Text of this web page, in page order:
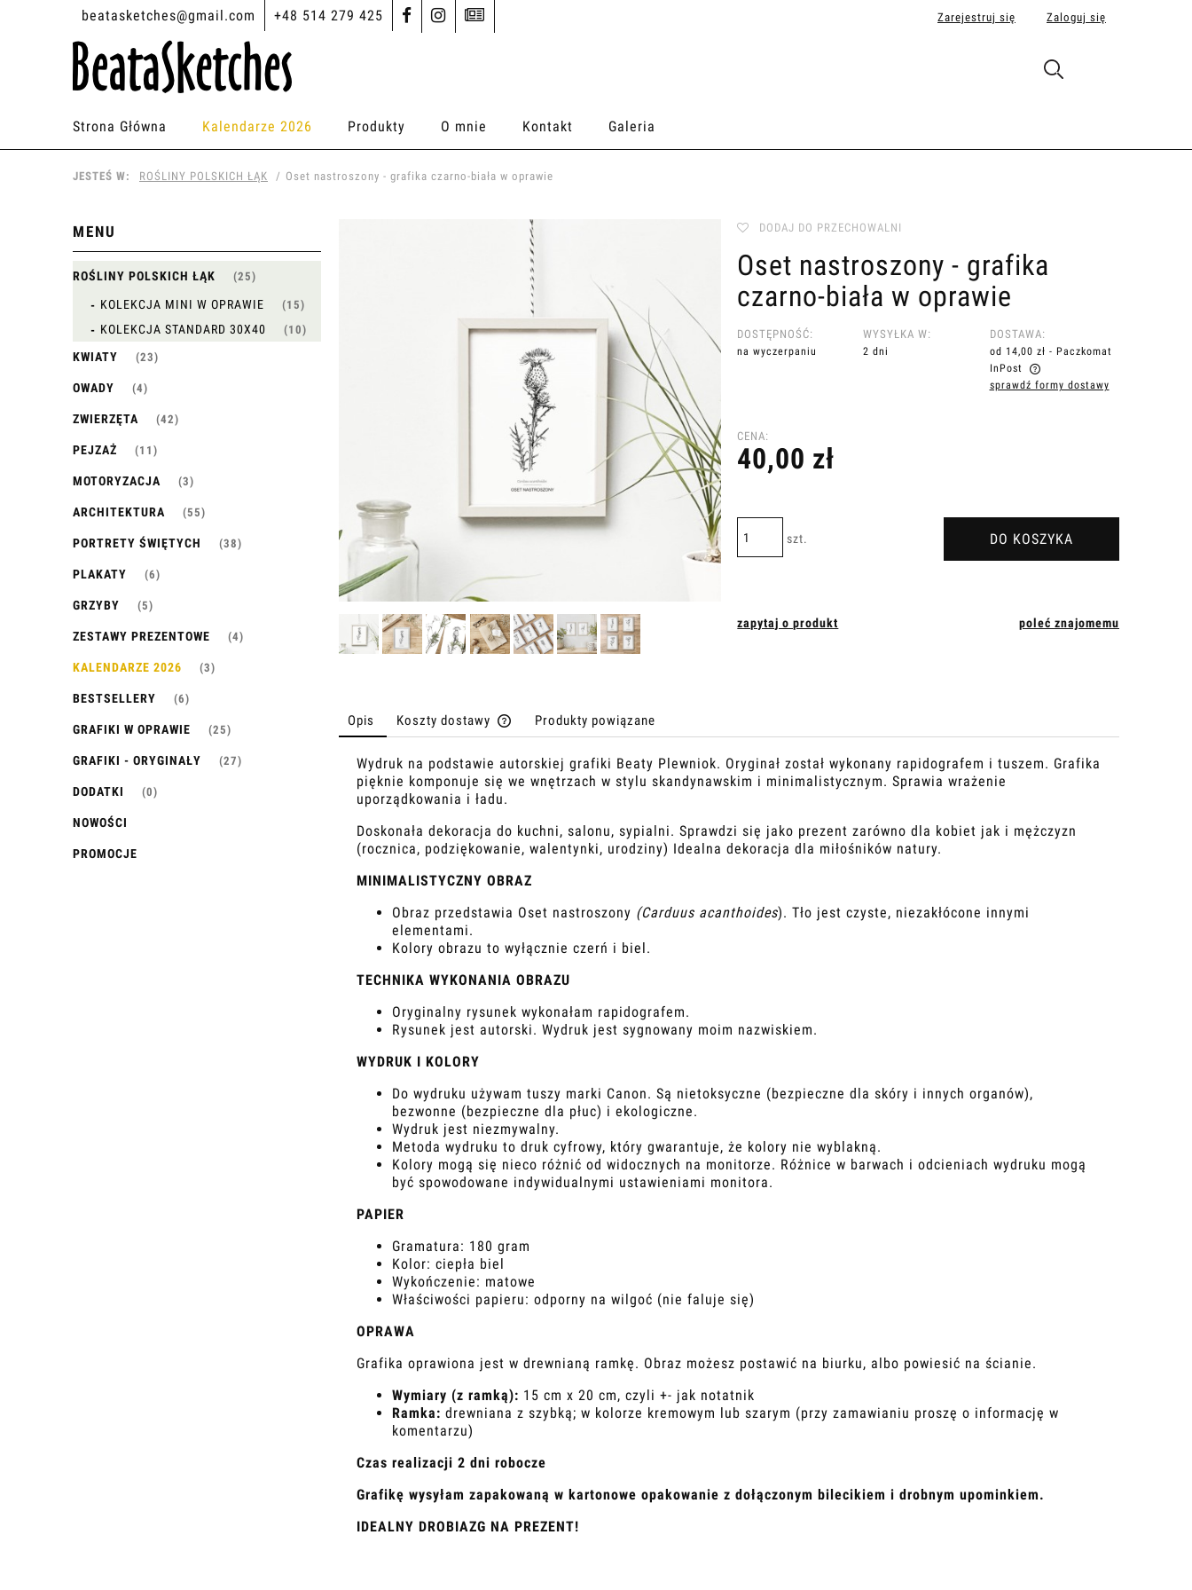
beatasketches@gmail.com +48 514 279 425 Zarejestruj się Zaloguj się
Strona Główna Kalendarze 2026 Produkty O mnie Kontakt Galeria
JESTEŚ W: ROŚLINY POLSKICH ŁĄK Oset nastroszony - grafika czarno-biała w oprawie
MENU
ROŚLINY POLSKICH ŁĄK (25)
KOLEKCJA MINI W OPRAWIE (15)
KOLEKCJA STANDARD 30X40 (10)
KWIATY (23)
OWADY (4)
ZWIERZĘTA (42)
PEJZAŻ (11)
MOTORYZACJA (3)
ARCHITEKTURA (55)
PORTRETY ŚWIĘTYCH (38)
PLAKATY (6)
GRZYBY (5)
ZESTAWY PREZENTOWE (4)
KALENDARZE 2026 (3)
BESTSELLERY (6)
GRAFIKI W OPRAWIE (25)
GRAFIKI - ORYGINAŁY (27)
DODATKI (0)
NOWOŚCI
PROMOCJE
DODAJ DO PRZECHOWALNI
Oset nastroszony - grafika
czarno-biała w oprawie
DOSTĘPNOŚĆ:
na wyczerpaniu
WYSYŁKA W:
2 dni
DOSTAWA:
od 14,00 zł - Paczkomat
InPost
sprawdź formy dostawy
CENA:
40,00 zł
szt. DO KOSZYKA
zapytaj o produkt poleć znajomemu
Opis Koszty dostawy
Cena nie zawiera ewentualnych kosztów
płatności
Produkty powiązane
Wydruk na podstawie autorskiej grafiki Beaty Plewniok. Oryginał został wykonany rapidografem i tuszem. Grafika
pięknie komponuje się we wnętrzach w stylu skandynawskim i minimalistycznym. Sprawia wrażenie
uporządkowania i ładu.
Doskonała dekoracja do kuchni, salonu, sypialni. Sprawdzi się jako prezent zarówno dla kobiet jak i mężczyzn
(rocznica, podziękowanie, walentynki, urodziny) Idealna dekoracja dla miłośników natury.
MINIMALISTYCZNY OBRAZ
Obraz przedstawia Oset nastroszony (Carduus acanthoides). Tło jest czyste, niezakłócone innymi
elementami.
Kolory obrazu to wyłącznie czerń i biel.
TECHNIKA WYKONANIA OBRAZU
Oryginalny rysunek wykonałam rapidografem.
Rysunek jest autorski. Wydruk jest sygnowany moim nazwiskiem.
WYDRUK I KOLORY
Do wydruku używam tuszy marki Canon. Są nietoksyczne (bezpieczne dla skóry i innych organów),
bezwonne (bezpieczne dla płuc) i ekologiczne.
Wydruk jest niezmywalny.
Metoda wydruku to druk cyfrowy, który gwarantuje, że kolory nie wyblakną.
Kolory mogą się nieco różnić od widocznych na monitorze. Różnice w barwach i odcieniach wydruku mogą
być spowodowane indywidualnymi ustawieniami monitora.
PAPIER
Gramatura: 180 gram
Kolor: ciepła biel
Wykończenie: matowe
Właściwości papieru: odporny na wilgoć (nie faluje się)
OPRAWA
Grafika oprawiona jest w drewnianą ramkę. Obraz możesz postawić na biurku, albo powiesić na ścianie.
Wymiary (z ramką): 15 cm x 20 cm, czyli +- jak notatnik
Ramka: drewniana z szybką; w kolorze kremowym lub szarym (przy zamawianiu proszę o informację w
komentarzu)
Czas realizacji 2 dni robocze
Grafikę wysyłam zapakowaną w kartonowe opakowanie z dołączonym bilecikiem i drobnym upominkiem.
IDEALNY DROBIAZG NA PREZENT!